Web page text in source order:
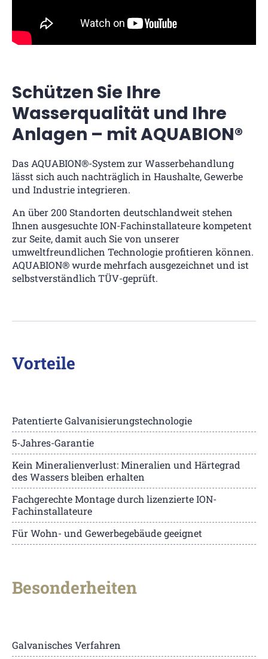
Schützen Sie Ihre
Wasserqualität und Ihre
Anlagen – mit AQUABION®
Das AQUABION®-System zur Wasserbehandlung
lässt sich auch nachträglich in Haushalte, Gewerbe
und Industrie integrieren.
An über 200 Standorten deutschlandweit stehen
Ihnen ausgesuchte ION-Fachinstallateure kompetent
zur Seite, damit auch Sie von unserer
umweltfreundlichen Technologie profitieren können.
AQUABION® wurde mehrfach ausgezeichnet und ist
selbstverständlich TÜV-geprüft.
Vorteile
Patentierte Galvanisierungstechnologie
5-Jahres-Garantie
Kein Mineralienverlust: Mineralien und Härtegrad
des Wassers bleiben erhalten
Fachgerechte Montage durch lizenzierte ION-
Fachinstallateure
Für Wohn- und Gewerbegebäude geeignet
Besonderheiten
Galvanisches Verfahren